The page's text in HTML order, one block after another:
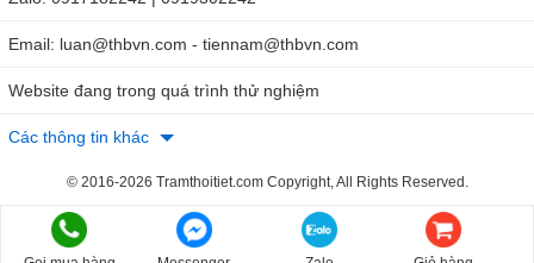
Email: luan@thbvn.com - tiennam@thbvn.com
Website đang trong quá trình thử nghiệm
Các thông tin khác
© 2016-2026 Tramthoitiet.com Copyright, All Rights Reserved.